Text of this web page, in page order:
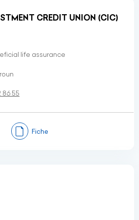
CREDIT UNION (CIC)
life assurance
86 55
Fiche